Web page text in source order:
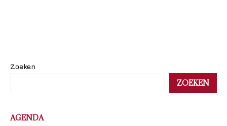
Zoeken
ZOEKEN
AGENDA